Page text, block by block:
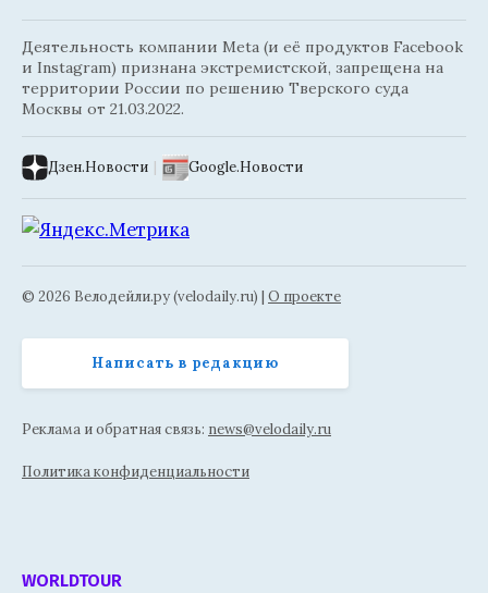
Деятельность компании Meta (и её продуктов Facebook
и Instagram) признана экстремистской, запрещена на
территории России по решению Тверского суда
Москвы от 21.03.2022.
Дзен.Новости | Google.Новости
© 2026 Велодейли.ру (velodaily.ru) | О проекте
Написать в редакцию
Реклама и обратная связь: news@velodaily.ru
Политика конфиденциальности
WORLDTOUR